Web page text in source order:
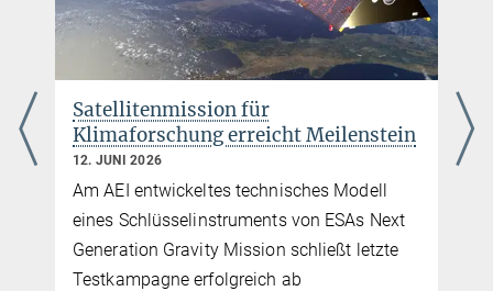
Satellitenmission für
Klimaforschung erreicht Meilenstein
12. JUNI 2026
Am AEI entwickeltes technisches Modell
eines Schlüsselinstruments von ESAs Next
Generation Gravity Mission schließt letzte
Testkampagne erfolgreich ab